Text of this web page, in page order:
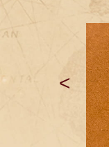
<